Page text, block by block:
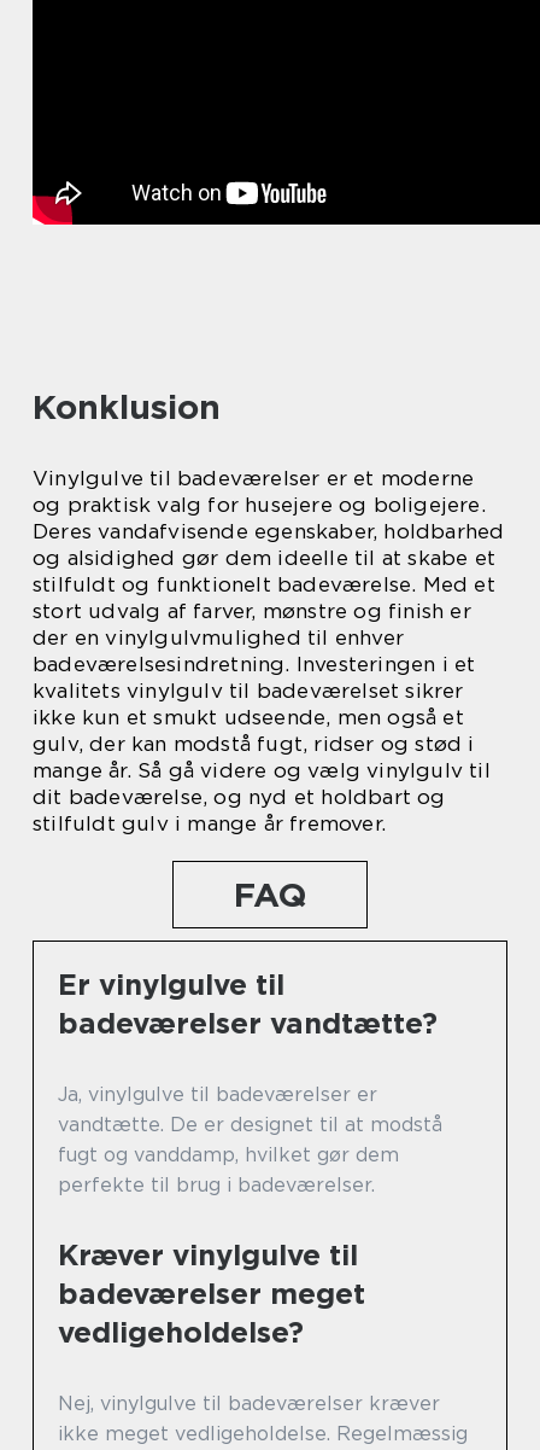
Konklusion
Vinylgulve til badeværelser er et moderne
og praktisk valg for husejere og boligejere.
Deres vandafvisende egenskaber, holdbarhed
og alsidighed gør dem ideelle til at skabe et
stilfuldt og funktionelt badeværelse. Med et
stort udvalg af farver, mønstre og finish er
der en vinylgulvmulighed til enhver
badeværelsesindretning. Investeringen i et
kvalitets vinylgulv til badeværelset sikrer
ikke kun et smukt udseende, men også et
gulv, der kan modstå fugt, ridser og stød i
mange år. Så gå videre og vælg vinylgulv til
dit badeværelse, og nyd et holdbart og
stilfuldt gulv i mange år fremover.
FAQ
Er vinylgulve til
badeværelser vandtætte?
Ja, vinylgulve til badeværelser er
vandtætte. De er designet til at modstå
fugt og vanddamp, hvilket gør dem
perfekte til brug i badeværelser.
Kræver vinylgulve til
badeværelser meget
vedligeholdelse?
Nej, vinylgulve til badeværelser kræver
ikke meget vedligeholdelse. Regelmæssig